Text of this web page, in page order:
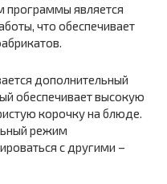
программы является
что обеспечивает
дополнительный
обеспечивает высокую
корочку на блюде.
режим
с другими –